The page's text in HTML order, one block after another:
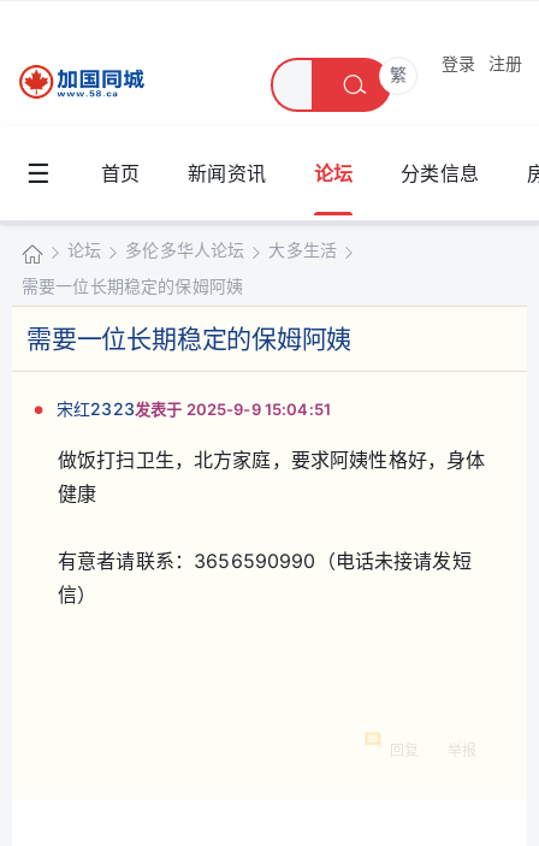
繁
登录 注册
☰ 首页 新闻资讯 论坛 分类信息
加
国
同
城
»
论坛
›
多伦多华人论坛
›
大多生活
›
需要一位长期稳定的保姆阿姨
需要一位长期稳定的保姆阿姨
宋红2323发表于 2025-9-9 15:04:51
做饭打扫卫生，北方家庭，要求阿姨性格好，身体
健康
有意者请联系：3656590990（电话未接请发短
信）
回复 举报